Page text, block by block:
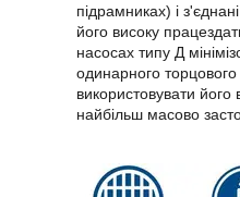
підрамниках) і
його високу
насосах типу Д
одинарного
використовувати
найбільш масово